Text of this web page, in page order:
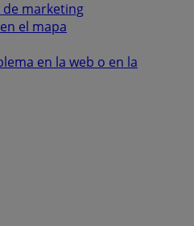
marketing
el mapa
en la web o en la